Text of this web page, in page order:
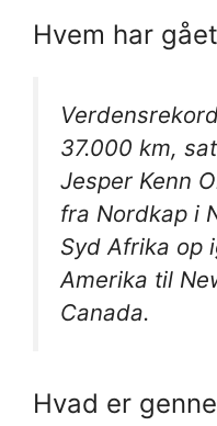
Hvem har
37.000 km,
Jesper Kenn
fra Nordkap i
Syd Afrika op
Amerika til
Canada.
Hvad er